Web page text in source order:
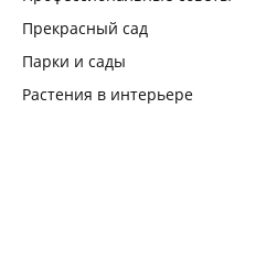
Прекрасный сад
Парки и сады
Растения в интерьере